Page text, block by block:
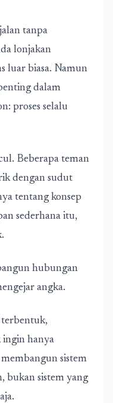
tanpa
lonjakan
luar biasa. Namun
dalam
proses selalu
Beberapa teman
dengan sudut
tentang konsep
sederhana itu,
hubungan
angka.
ingin hanya
sistem
bukan sistem yang